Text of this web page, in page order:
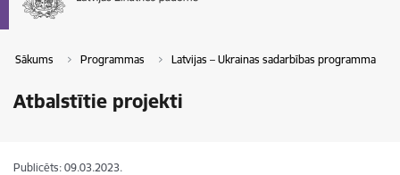
Sākums Programmas Latvijas – Ukrainas sadarbības programma
Atbalstītie projekti
Publicēts: 09.03.2023.